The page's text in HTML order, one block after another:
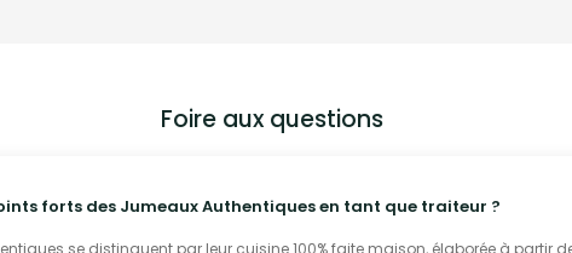
Foire aux questions
forts des Jumeaux Authentiques en tant que traiteur ?
se distinguent par leur cuisine 100% faite maison, élaborée à partir